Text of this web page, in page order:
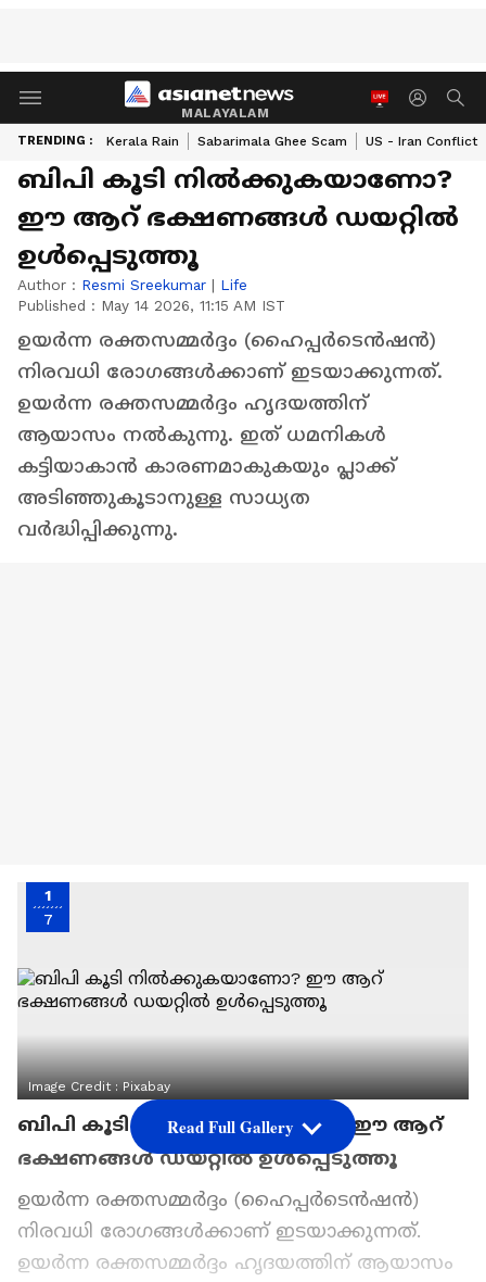
MALAYALAM
TRENDING : Kerala Rain Sabarimala Ghee Scam US - Iran Conflict
ബിപി കൂടി നിൽക്കുകയാണോ?
ഈ ആറ് ഭക്ഷണങ്ങൾ ഡയറ്റിൽ
ഉൾപ്പെടുത്തൂ
Author : Resmi Sreekumar | Life
Published : May 14 2026, 11:15 AM IST
ഉയർന്ന രക്തസമ്മർദ്ദം (ഹൈപ്പർടെൻഷൻ)
നിരവധി രോ​ഗങ്ങൾക്കാണ് ഇടയാക്കുന്നത്.
ഉയർന്ന രക്തസമ്മർദ്ദം ഹൃദയത്തിന്
ആയാസം നൽകുന്നു. ഇത് ധമനികൾ
കട്ടിയാകാൻ കാരണമാകുകയും പ്ലാക്ക്
അടിഞ്ഞുകൂടാനുള്ള സാധ്യത
വർദ്ധിപ്പിക്കുന്നു.
1
7
Image Credit :Pixabay
ബിപി കൂടി നിൽക്കുകയാണോ? ഈ ആറ്
ഭക്ഷണങ്ങൾ ഡയറ്റിൽ ഉൾപ്പെടുത്തൂ
ഉയർന്ന രക്തസമ്മർദ്ദം (ഹൈപ്പർടെൻഷൻ)
നിരവധി രോ​ഗങ്ങൾക്കാണ് ഇടയാക്കുന്നത്.
ഉയർന്ന രക്തസമ്മർദ്ദം ഹൃദയത്തിന് ആയാസം
Read Full Gallery